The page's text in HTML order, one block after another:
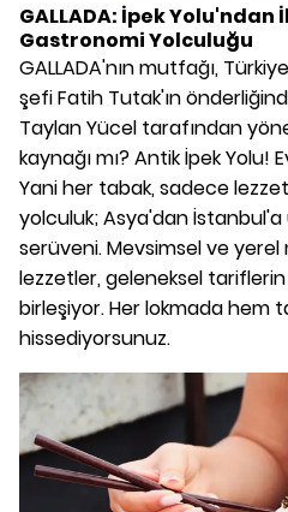
GALLADA: İpek Yolu'ndan
Gastronomi Yolculuğu
GALLADA'nın mutfağı,
şefi Fatih Tutak'ın
Taylan Yücel tarafından
kaynağı mı? Antik İpek Yolu!
Yani her tabak, sadece
yolculuk; Asya'dan
serüveni. Mevsimsel ve yerel
lezzetler, geleneksel
birleşiyor. Her lokmada hem
hissediyorsunuz.